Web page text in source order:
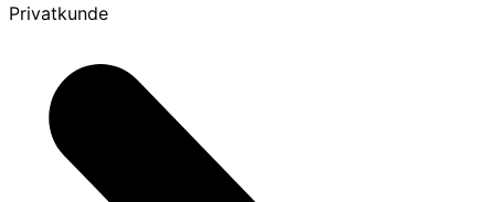
Privatkunde